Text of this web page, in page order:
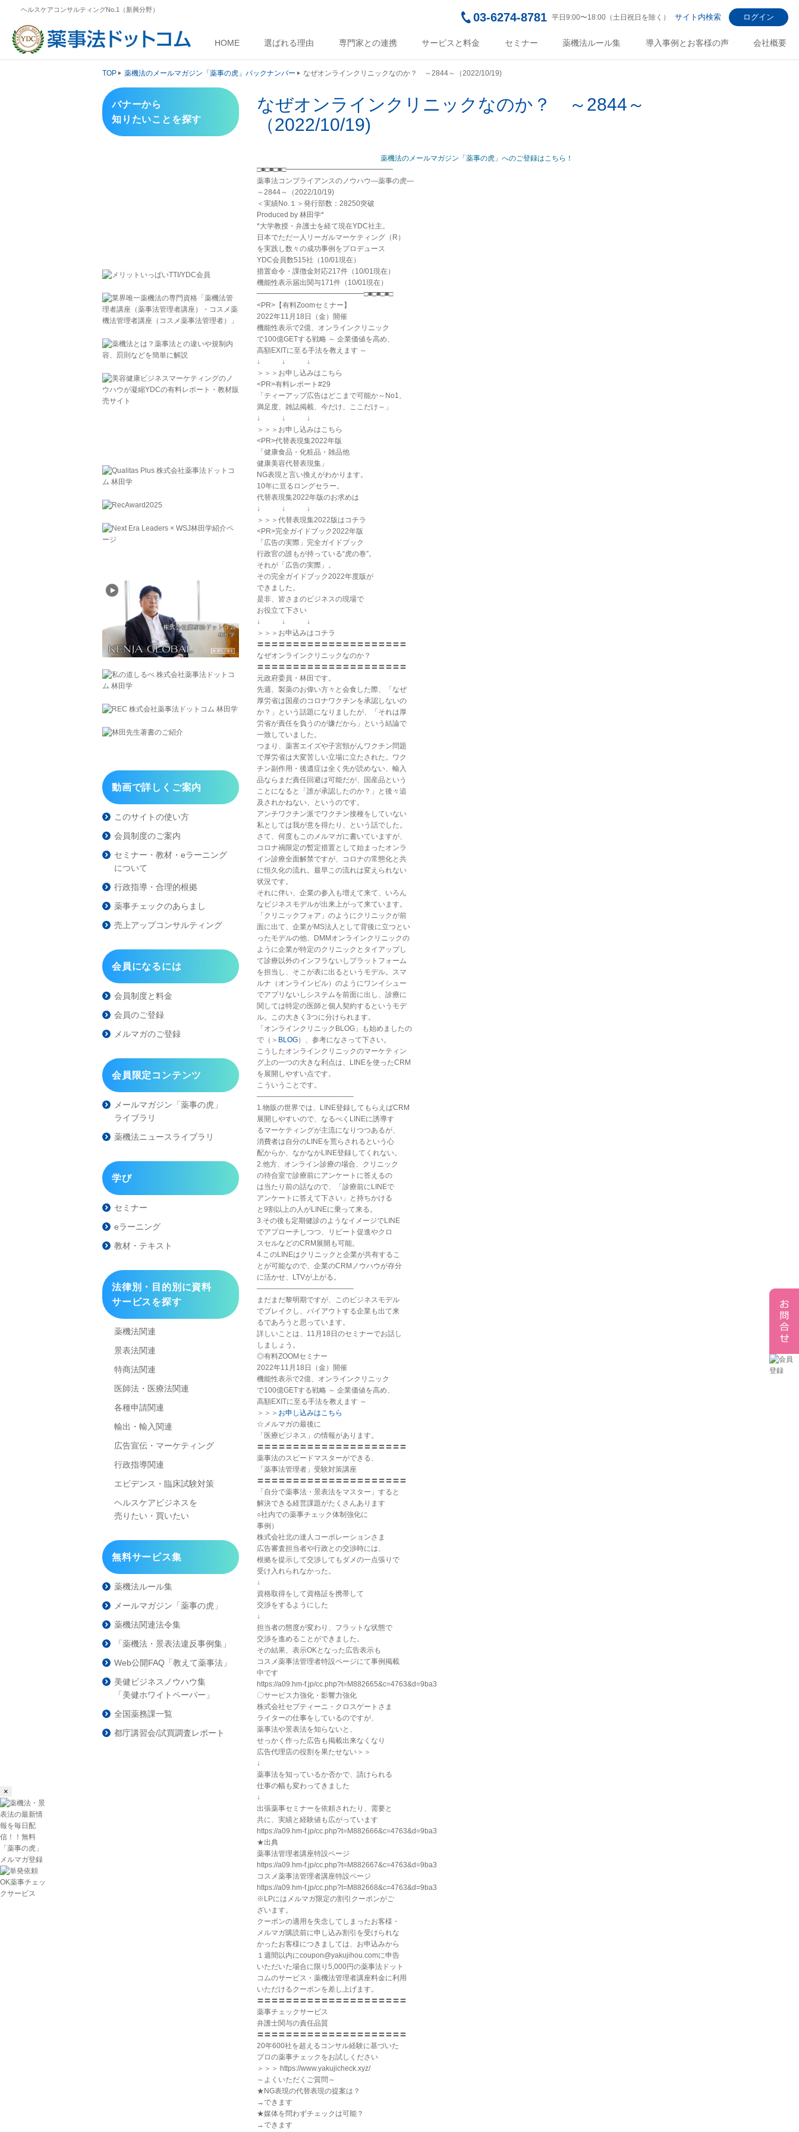
ヘルスケアコンサルティングNo.1（新興分野）
03-6274-8781 平日9:00〜18:00（土日祝日を除く） サイト内検索 ログイン
HOME 選ばれる理由 専門家との連携 サービスと料金 セミナー 薬機法ルール集 導入事例とお客様の声 会社概要
×
TOP 薬機法のメールマガジン「薬事の虎」バックナンバー なぜオンラインクリニックなのか？ ～2844～（2022/10/19)
なぜオンラインクリニックなのか？ ～2844～
（2022/10/19)
薬機法のメールマガジン「薬事の虎」へのご登録はこちら！
□■□■□■□━━━━━━━━━━━━━━━
薬事法コンプライアンスのノウハウ―薬事の虎―
～2844～（2022/10/19)
＜実績No.１＞発行部数：28250突破
Produced by 林田学*
*大学教授・弁護士を経て現在YDC社主。
日本でただ一人リーガルマーケティング（R）
を実践し数々の成功事例をプロデュース
YDC会員数515社（10/01現在）
措置命令・課徴金対応217件（10/01現在）
機能性表示届出関与171件（10/01現在）
━━━━━━━━━━━━━━━□■□■□■□
<PR>【有料Zoomセミナー】
2022年11月18日（金）開催
機能性表示で2億、オンラインクリニック
で100億GETする戦略 ～ 企業価値を高め、
高額EXITに至る手法を教えます ～
↓ ↓ ↓
＞＞＞お申し込みはこちら
<PR>有料レポート#29
「ティーアップ広告はどこまで可能か～No1、
満足度、雑誌掲載、今だけ、ここだけ～」
↓ ↓ ↓
＞＞＞お申し込みはこちら
<PR>代替表現集2022年版
「健康食品・化粧品・雑品他
健康美容代替表現集」
NG表現と言い換えがわかります。
10年に亘るロングセラー。
代替表現集2022年版のお求めは
↓ ↓ ↓
＞＞＞代替表現集2022版はコチラ
<PR>完全ガイドブック2022年版
「広告の実際」完全ガイドブック
行政官の誰もが持っている“虎の巻”。
それが「広告の実際」。
その完全ガイドブック2022年度版が
できました。
是非、皆さまのビジネスの現場で
お役立て下さい
↓ ↓ ↓
＞＞＞お申込みはコチラ
〓〓〓〓〓〓〓〓〓〓〓〓〓〓〓〓〓〓〓〓〓
なぜオンラインクリニックなのか？
〓〓〓〓〓〓〓〓〓〓〓〓〓〓〓〓〓〓〓〓〓
元政府委員・林田です。
先週、製薬のお偉い方々と会食した際、「なぜ
厚労省は国産のコロナワクチンを承認しないの
か？」という話題になりましたが、「それは厚
労省が責任を負うのが嫌だから」という結論で
一致していました。
つまり、薬害エイズや子宮頸がんワクチン問題
で厚労省は大変苦しい立場に立たされた。ワク
チン副作用・後遺症は全く先が読めない、輸入
品ならまだ責任回避は可能だが、国産品という
ことになると「誰が承認したのか？」と後々追
及されかねない、というのです。
アンチワクチン派でワクチン接種をしていない
私としては我が意を得たり、という話でした。
さて、何度もこのメルマガに書いていますが、
コロナ禍限定の暫定措置として始まったオンラ
イン診療全面解禁ですが、コロナの常態化と共
に恒久化の流れ。最早この流れは変えられない
状況です。
それに伴い、企業の参入も増えて来て、いろん
なビジネスモデルが出来上がって来ています。
「クリニックフォア」のようにクリニックが前
面に出て、企業がMS法人として背後に立つとい
ったモデルの他、DMMオンラインクリニックの
ように企業が特定のクリニックとタイアップし
て診療以外のインフラないしプラットフォーム
を担当し、そこが表に出るというモデル。スマ
ルナ（オンラインピル）のようにワンイシュー
でアプリないしシステムを前面に出し、診療に
関しては特定の医師と個人契約するというモデ
ル。この大きく3つに分けられます。
「オンラインクリニックBLOG」も始めましたの
で（＞ BLOG）、参考になさって下さい。
こうしたオンラインクリニックのマーケティン
グ上の一つの大きな利点は、LINEを使ったCRM
を展開しやすい点です。
こういうことです。
—————————————–
1.物販の世界では、LINE登録してもらえばCRM
展開しやすいので、なるべくLINEに誘導す
るマーケティングが主流になりつつあるが、
消費者は自分のLINEを荒らされるという心
配からか、なかなかLINE登録してくれない。
2.他方、オンライン診療の場合、クリニック
の待合室で診療前にアンケートに答えるの
は当たり前の話なので、「診療前にLINEで
アンケートに答えて下さい」と持ちかける
と9割以上の人がLINEに乗って来る。
3.その後も定期健診のようなイメージでLINE
でアプローチしつつ、リピート促進やクロ
スセルなどのCRM展開も可能。
4.このLINEはクリニックと企業が共有するこ
とが可能なので、企業のCRMノウハウが存分
に活かせ、LTVが上がる。
—————————————–
まだまだ黎明期ですが、このビジネスモデル
でブレイクし、バイアウトする企業も出て来
るであろうと思っています。
詳しいことは、11月18日のセミナーでお話し
しましょう。
◎有料ZOOMセミナー
2022年11月18日（金）開催
機能性表示で2億、オンラインクリニック
で100億GETする戦略 ～ 企業価値を高め、
高額EXITに至る手法を教えます ～
＞＞＞ お申し込みはこちら
☆メルマガの最後に
「医療ビジネス」の情報があります。
〓〓〓〓〓〓〓〓〓〓〓〓〓〓〓〓〓〓〓〓〓
薬事法のスピードマスターができる、
「薬事法管理者」受験対策講座
〓〓〓〓〓〓〓〓〓〓〓〓〓〓〓〓〓〓〓〓〓
「自分で薬事法・景表法をマスター」すると
解決できる経営課題がたくさんあります
○社内での薬事チェック体制強化に
事例）
株式会社北の達人コーポレーションさま
広告審査担当者や行政との交渉時には、
根拠を提示して交渉してもダメの一点張りで
受け入れられなかった。
↓
資格取得をして資格証を携帯して
交渉をするようにした
↓
担当者の態度が変わり、フラットな状態で
交渉を進めることができました。
その結果、表示OKとなった広告表示も
コスメ薬事法管理者特設ページにて事例掲載
中です
https://a09.hm-f.jp/cc.php?t=M882665&c=4763&d=9ba3
〇サービス力強化・影響力強化
株式会社セプティーニ・クロスゲートさま
ライターの仕事をしているのですが、
薬事法や景表法を知らないと、
せっかく作った広告も掲載出来なくなり
広告代理店の役割を果たせない＞＞
↓
薬事法を知っているか否かで、請けられる
仕事の幅も変わってきました
↓
出張薬事セミナーを依頼されたり、需要と
共に、実績と経験値も広がっています
https://a09.hm-f.jp/cc.php?t=M882666&c=4763&d=9ba3
★出典
薬事法管理者講座特設ページ
https://a09.hm-f.jp/cc.php?t=M882667&c=4763&d=9ba3
コスメ薬事法管理者講座特設ページ
https://a09.hm-f.jp/cc.php?t=M882668&c=4763&d=9ba3
※LPにはメルマガ限定の割引クーポンがご
ざいます。
クーポンの適用を失念してしまったお客様・
メルマガ購読前に申し込み割引を受けられな
かったお客様につきましては、お申込みから
１週間以内にcoupon@yakujihou.comに申告
いただいた場合に限り5,000円の薬事法ドット
コムのサービス・薬機法管理者講座料金に利用
いただけるクーポンを差し上げます。
〓〓〓〓〓〓〓〓〓〓〓〓〓〓〓〓〓〓〓〓〓
薬事チェックサービス
弁護士関与の責任品質
〓〓〓〓〓〓〓〓〓〓〓〓〓〓〓〓〓〓〓〓〓
20年600社を超えるコンサル経験に基づいた
プロの薬事チェックをお試しください
＞＞＞ https://www.yakujicheck.xyz/
～よくいただくご質問～
★NG表現の代替表現の提案は？
→できます
★媒体を問わずチェックは可能？
→できます
バナーから
知りたいことを探す
動画で詳しくご案内
このサイトの使い方
会員制度のご案内
セミナー・教材・eラーニング
について
行政指導・合理的根拠
薬事チェックのあらまし
売上アップコンサルティング
会員になるには
会員制度と料金
会員のご登録
メルマガのご登録
会員限定コンテンツ
メールマガジン「薬事の虎」
ライブラリ
薬機法ニュースライブラリ
学び
セミナー
eラーニング
教材・テキスト
法律別・目的別に資料
サービスを探す
薬機法関連
景表法関連
特商法関連
医師法・医療法関連
各種申請関連
輸出・輸入関連
広告宣伝・マーケティング
行政指導関連
エビデンス・臨床試験対策
ヘルスケアビジネスを
売りたい・買いたい
無料サービス集
薬機法ルール集
メールマガジン「薬事の虎」
薬機法関連法令集
「薬機法・景表法違反事例集」
Web公開FAQ「教えて薬事法」
美健ビジネスノウハウ集
「美健ホワイトペーパー」
全国薬務課一覧
都庁講習会/試買調査レポート